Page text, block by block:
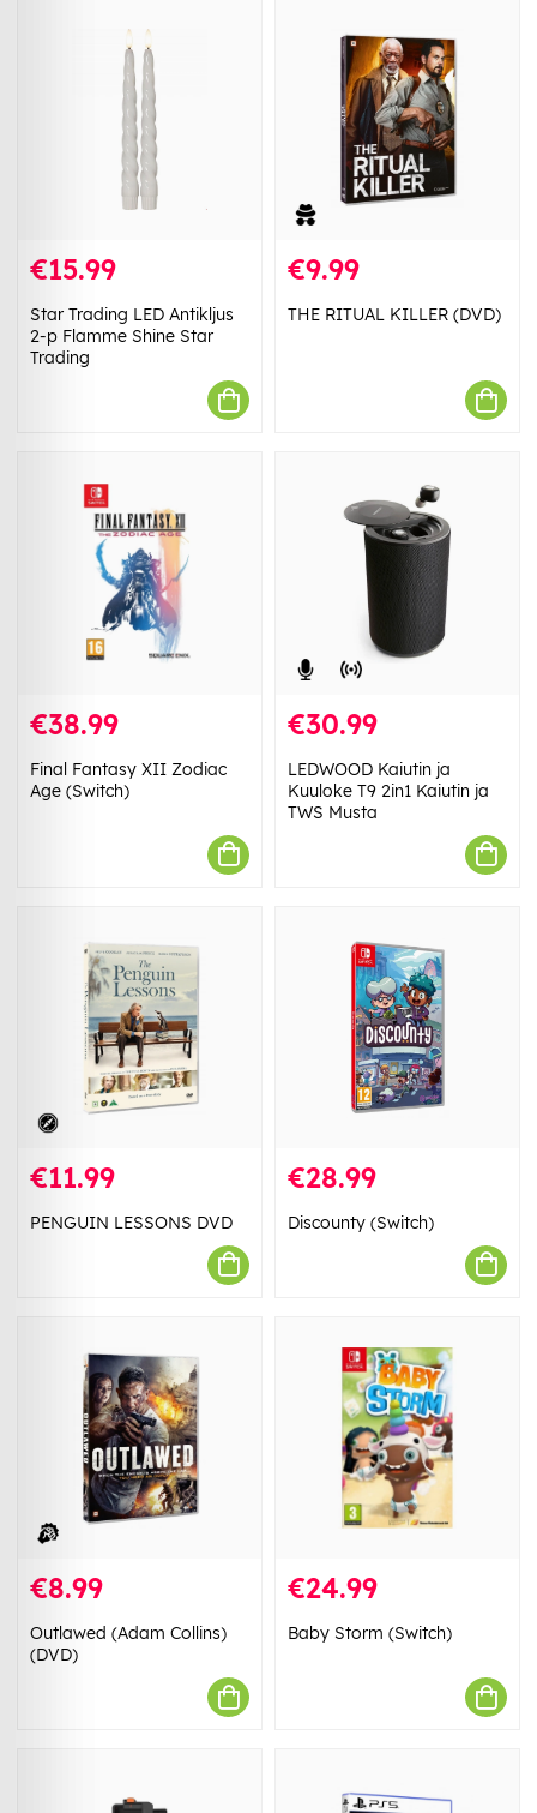
€15.99
Star Trading LED Antikljus
2-p Flamme Shine Star
Trading
€9.99
THE RITUAL KILLER (DVD)
€38.99
Final Fantasy XII Zodiac
Age (Switch)
€30.99
LEDWOOD Kaiutin ja
Kuuloke T9 2in1 Kaiutin ja
TWS Musta
€11.99
PENGUIN LESSONS DVD
€28.99
Discounty (Switch)
€8.99
Outlawed (Adam Collins)
(DVD)
€24.99
Baby Storm (Switch)